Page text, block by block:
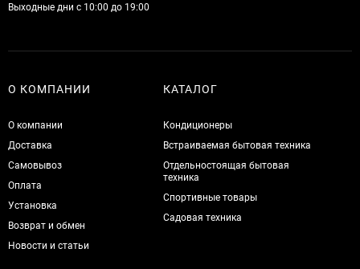
Выходные дни с 10:00 до 19:00
О КОМПАНИИ
О компании
Доставка
Самовывоз
Оплата
Установка
Возврат и обмен
Новости и статьи
КАТАЛОГ
Кондиционеры
Встраиваемая бытовая техника
Отдельностоящая бытовая
техника
Спортивные товары
Садовая техника